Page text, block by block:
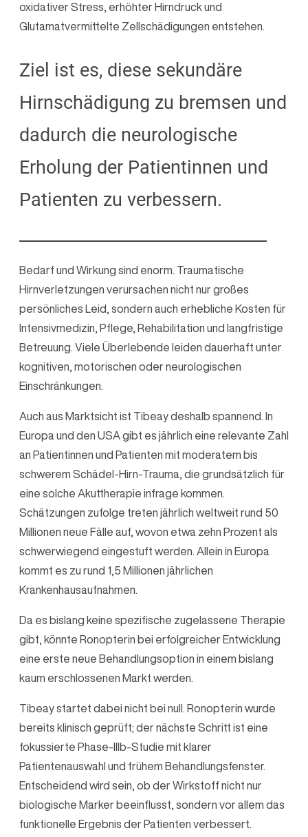
oxidativer Stress, erhöhter Hirndruck und
Glutamatvermittelte Zellschädigungen entstehen.
Ziel ist es, diese sekundäre
Hirnschädigung zu bremsen und
dadurch die neurologische
Erholung der Patientinnen und
Patienten zu verbessern.
Bedarf und Wirkung sind enorm. Traumatische
Hirnverletzungen verursachen nicht nur großes
persönliches Leid, sondern auch erhebliche Kosten für
Intensivmedizin, Pflege, Rehabilitation und langfristige
Betreuung. Viele Überlebende leiden dauerhaft unter
kognitiven, motorischen oder neurologischen
Einschränkungen.
Auch aus Marktsicht ist Tibeay deshalb spannend. In
Europa und den USA gibt es jährlich eine relevante Zahl
an Patientinnen und Patienten mit moderatem bis
schwerem Schädel-Hirn-Trauma, die grundsätzlich für
eine solche Akuttherapie infrage kommen.
Schätzungen zufolge treten jährlich weltweit rund 50
Millionen neue Fälle auf, wovon etwa zehn Prozent als
schwerwiegend eingestuft werden. Allein in Europa
kommt es zu rund 1,5 Millionen jährlichen
Krankenhausaufnahmen.
Da es bislang keine spezifische zugelassene Therapie
gibt, könnte Ronopterin bei erfolgreicher Entwicklung
eine erste neue Behandlungsoption in einem bislang
kaum erschlossenen Markt werden.
Tibeay startet dabei nicht bei null. Ronopterin wurde
bereits klinisch geprüft; der nächste Schritt ist eine
fokussierte Phase-IIIb-Studie mit klarer
Patientenauswahl und frühem Behandlungsfenster.
Entscheidend wird sein, ob der Wirkstoff nicht nur
biologische Marker beeinflusst, sondern vor allem das
funktionelle Ergebnis der Patienten verbessert.